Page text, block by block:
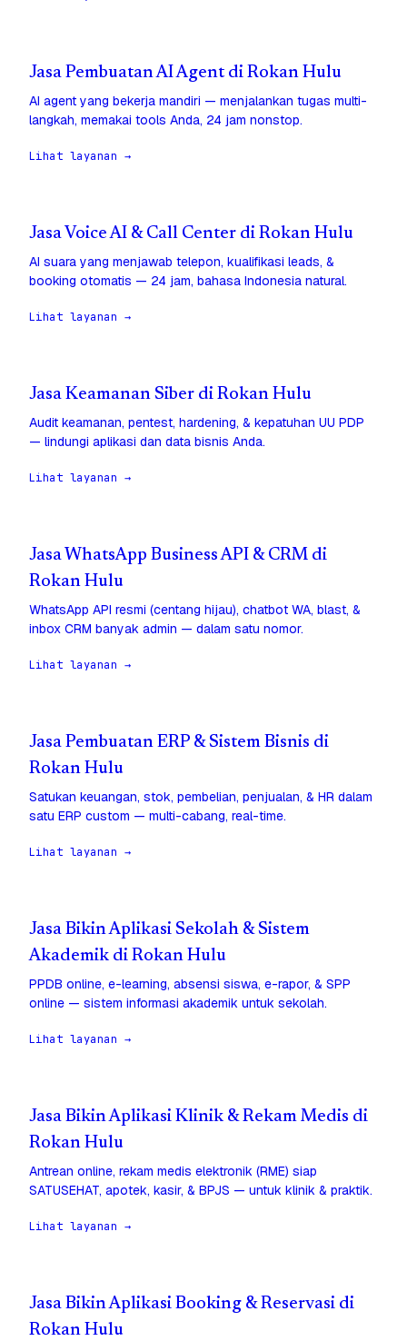
Jasa Pembuatan AI Agent di Rokan Hulu
AI agent yang bekerja mandiri — menjalankan tugas multi-
langkah, memakai tools Anda, 24 jam nonstop.
Lihat layanan →
Jasa Voice AI & Call Center di Rokan Hulu
AI suara yang menjawab telepon, kualifikasi leads, &
booking otomatis — 24 jam, bahasa Indonesia natural.
Lihat layanan →
Jasa Keamanan Siber di Rokan Hulu
Audit keamanan, pentest, hardening, & kepatuhan UU PDP
— lindungi aplikasi dan data bisnis Anda.
Lihat layanan →
Jasa WhatsApp Business API & CRM di
Rokan Hulu
WhatsApp API resmi (centang hijau), chatbot WA, blast, &
inbox CRM banyak admin — dalam satu nomor.
Lihat layanan →
Jasa Pembuatan ERP & Sistem Bisnis di
Rokan Hulu
Satukan keuangan, stok, pembelian, penjualan, & HR dalam
satu ERP custom — multi-cabang, real-time.
Lihat layanan →
Jasa Bikin Aplikasi Sekolah & Sistem
Akademik di Rokan Hulu
PPDB online, e-learning, absensi siswa, e-rapor, & SPP
online — sistem informasi akademik untuk sekolah.
Lihat layanan →
Jasa Bikin Aplikasi Klinik & Rekam Medis di
Rokan Hulu
Antrean online, rekam medis elektronik (RME) siap
SATUSEHAT, apotek, kasir, & BPJS — untuk klinik & praktik.
Lihat layanan →
Jasa Bikin Aplikasi Booking & Reservasi di
Rokan Hulu